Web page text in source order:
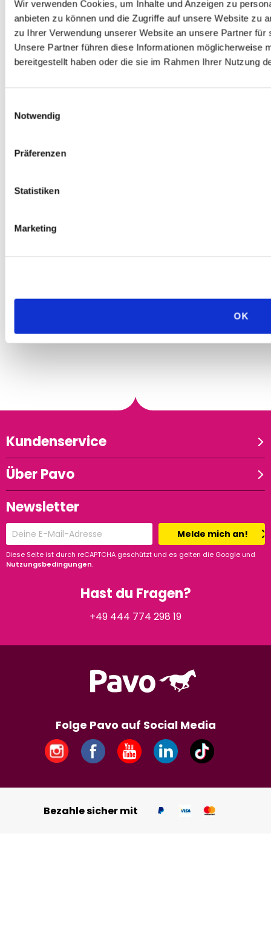
Wir verwenden Cookies, um Inhalte und Anzeigen zu
anbieten zu können und die Zugriffe auf unsere Website zu
zu Ihrer Verwendung unserer Website an unsere Partner
Unsere Partner führen diese Informationen möglicherweise
bereitgestellt haben oder die sie im Rahmen Ihrer Nutzung
Notwendig
Präferenzen
Statistiken
Marketing
OK
Kundenservice
Über Pavo
Newsletter
Melde mich an!
Diese Seite ist durch reCAPTCHA geschützt und es gelten die Google und
Nutzungsbedingungen.
Hast du Fragen?
+49 444 774 298 19
Folge Pavo auf Social Media
Bezahle sicher mit